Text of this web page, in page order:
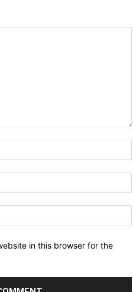
in this browser for the